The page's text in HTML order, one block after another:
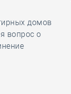
домов
вопрос о